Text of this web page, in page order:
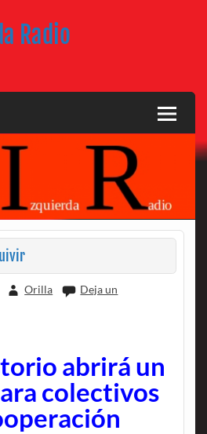
Radio
Orilla
Deja un
abrirá un
colectivos